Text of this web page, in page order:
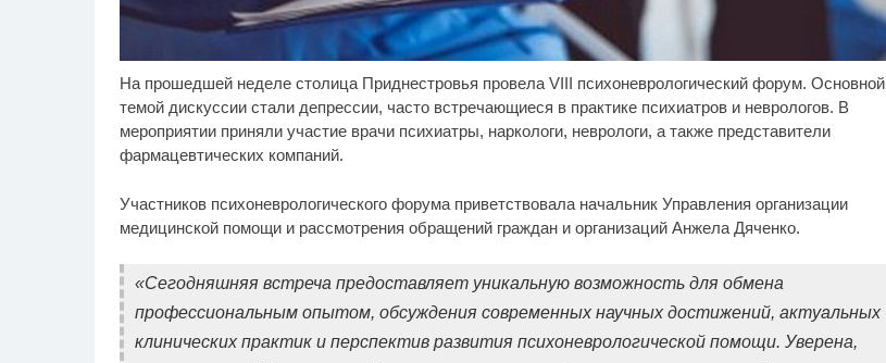
На прошедшей неделе столица Приднестровья провела VIII психоневрологический форум. Основной
темой дискуссии стали депрессии, часто встречающиеся в практике психиатров и неврологов. В
мероприятии приняли участие врачи психиатры, наркологи, неврологи, а также представители
фармацевтических компаний.
Участников психоневрологического форума приветствовала начальник Управления организации
медицинской помощи и рассмотрения обращений граждан и организаций Анжела Дяченко.
«Сегодняшняя встреча предоставляет уникальную возможность для обмена
профессиональным опытом, обсуждения современных научных достижений, актуальных
клинических практик и перспектив развития психоневрологической помощи. Уверена,
Ролик длится несколько
секунд, а смеяться вы
будете долго
i
Обнаружена тайная
семья пропавшего
Усольцева: вторая жена
и дочь
i
Ролик из Омска: вы
будете смеяться долго